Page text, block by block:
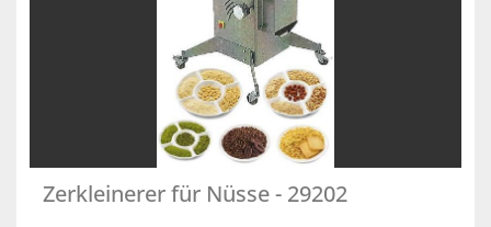
Zerkleinerer für Nüsse - 29202